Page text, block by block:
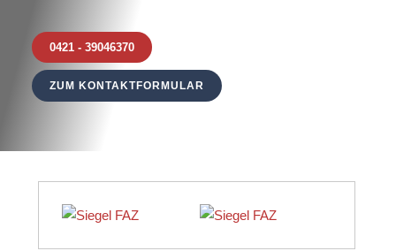
0421 - 39046370
ZUM KONTAKTFORMULAR